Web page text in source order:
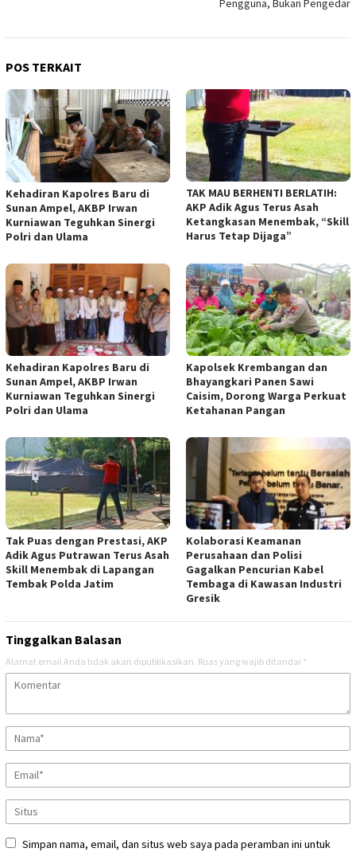
Pengguna, Bukan Pengedar
POS TERKAIT
Kehadiran Kapolres Baru di
Sunan Ampel, AKBP Irwan
Kurniawan Teguhkan Sinergi
Polri dan Ulama
TAK MAU BERHENTI BERLATIH:
AKP Adik Agus Terus Asah
Ketangkasan Menembak, “Skill
Harus Tetap Dijaga”
Kehadiran Kapolres Baru di
Sunan Ampel, AKBP Irwan
Kurniawan Teguhkan Sinergi
Polri dan Ulama
Kapolsek Krembangan dan
Bhayangkari Panen Sawi
Caisim, Dorong Warga Perkuat
Ketahanan Pangan
Tak Puas dengan Prestasi, AKP
Adik Agus Putrawan Terus Asah
Skill Menembak di Lapangan
Tembak Polda Jatim
Kolaborasi Keamanan
Perusahaan dan Polisi
Gagalkan Pencurian Kabel
Tembaga di Kawasan Industri
Gresik
Tinggalkan Balasan
Alamat email Anda tidak akan dipublikasikan. Ruas yang wajib ditandai *
Simpan nama, email, dan situs web saya pada peramban ini untuk